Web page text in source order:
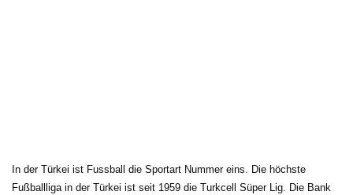
In der Türkei ist Fussball die Sportart Nummer eins. Die höchste
Fußballliga in der Türkei ist seit 1959 die Turkcell Süper Lig. Die Bank